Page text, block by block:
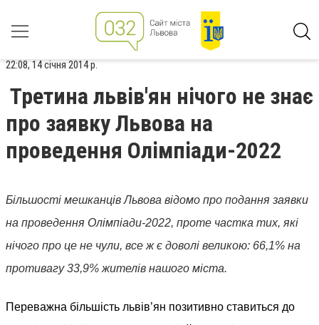
22:08, 14 січня 2014 р.
Третина львів'ян нічого не знає
про заявку Львова на
проведення Олімпіади-2022
Більшості мешканців Львова відомо про подання заявки
на проведення Олімпіади-2022, проте частка тих, які
нічого про це не чули, все ж є доволі великою: 66,1% на
противагу 33,9% жителів нашого міста.
Переважна більшість львів’ян позитивно ставиться до